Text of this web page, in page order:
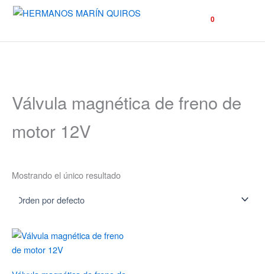
0
Válvula magnética de freno de
motor 12V
Mostrando el único resultado